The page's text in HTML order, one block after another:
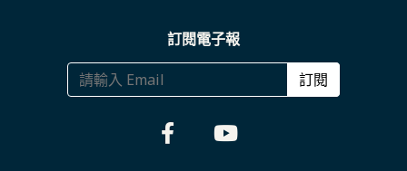
福利品專區
商務合作
訂閱電子報
訂閱